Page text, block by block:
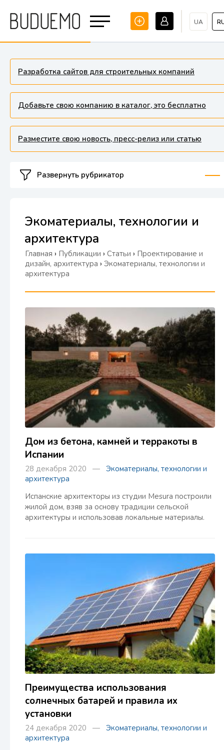
UA
Разработка сайтов для строительных компаний
Добавьте свою компанию в каталог, это бесплатно
Разместите свою новость, пресс-релиз или статью
Развернуть рубрикатор
Экоматериалы, технологии и
архитектура
Главная › Публикации › Статьи › Проектирование и
дизайн, архитектура › Экоматериалы, технологии и
архитектура
Дом из бетона, камней и терракоты в
Испании
28 декабря 2020 — Экоматериалы, технологии и
архитектура
Испанские архитекторы из студии Mesura построили
жилой дом, взяв за основу традиции сельской
архитектуры и использовав локальные материалы.
Преимущества использования
солнечных батарей и правила их
установки
24 декабря 2020 — Экоматериалы, технологии и
архитектура